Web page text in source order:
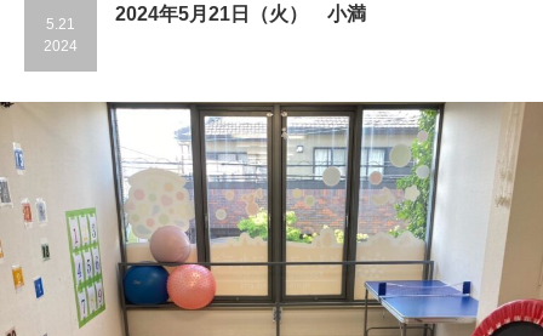
5.21
2024
2024年5月21日（火） 小満